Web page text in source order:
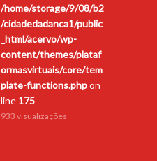
/home/storage/9/08/b2
/cidadedadanca1/public
_html/acervo/wp-
content/themes/plataf
ormasvirtuais/core/tem
plate-functions.phpon
line 175
933 visualizações